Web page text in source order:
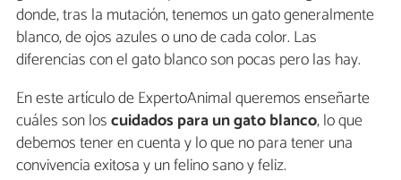
donde, tras la mutación, tenemos un gato generalmente
blanco, de ojos azules o uno de cada color. Las
diferencias con el gato blanco son pocas pero las hay.
En este artículo de ExpertoAnimal queremos enseñarte
cuáles son loscuidados para un gato blanco, lo que
debemos tener en cuenta y lo que no para tener una
convivencia exitosa y un felino sano y feliz.